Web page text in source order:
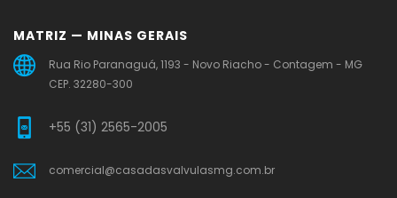
MATRIZ — MINAS GERAIS
Rua Rio Paranaguá, 1193 - Novo Riacho - Contagem - MG
CEP. 32280-300
+55 (31) 2565-2005
comercial@casadasvalvulasmg.com.br